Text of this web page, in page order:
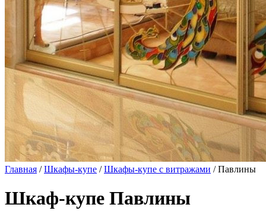
Главная /Шкафы-купе /Шкафы-купе с витражами / Павлины
Шкаф-купе Павлины